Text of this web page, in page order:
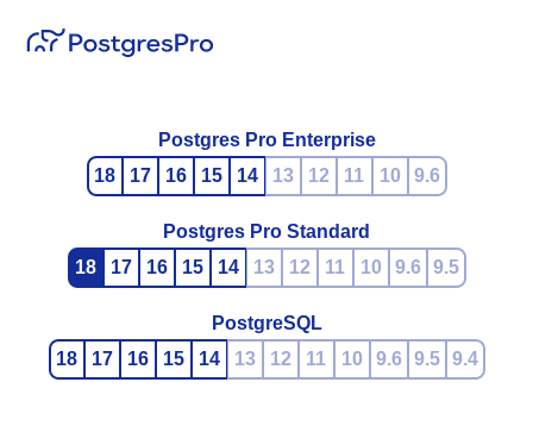
Postgres Pro Enterprise
18
17 16 15 14 13 12 11 10 9.6
Postgres Pro Standard
18
17 16 15 14 13 12 11 10 9.6 9.5
PostgreSQL
18
17 16 15 14 13 12 11 10 9.6 9.5 9.4